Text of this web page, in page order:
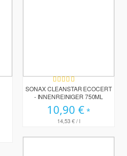
Bewertung:
100%
SONAX CLEANSTAR ECOCERT
- INNENREINIGER 750ML
10,90 €
14,53 €/ l